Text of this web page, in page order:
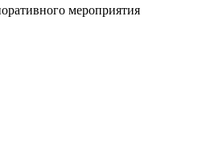
мероприятия